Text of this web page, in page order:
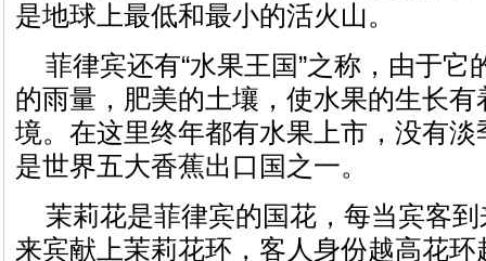
是地球上最低和最小的活火山。
菲律宾还有“水果王国”之称，由于
的雨量，肥美的土壤，使水果的生长
境。在这里终年都有水果上市，没有
是世界五大香蕉出口国之一。
茉莉花是菲律宾的国花，每当宾客
来宾献上茉莉花环，客人身份越高花环